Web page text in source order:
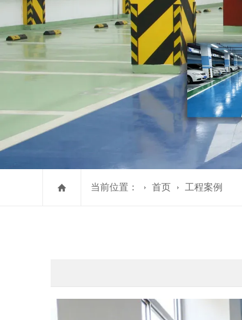
当前位置： 首页 工程案例